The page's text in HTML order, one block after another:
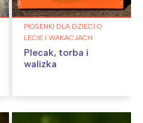
PIOSENKI DLA DZIECI O
LECIE I WAKACJACH
Plecak, torba i
walizka